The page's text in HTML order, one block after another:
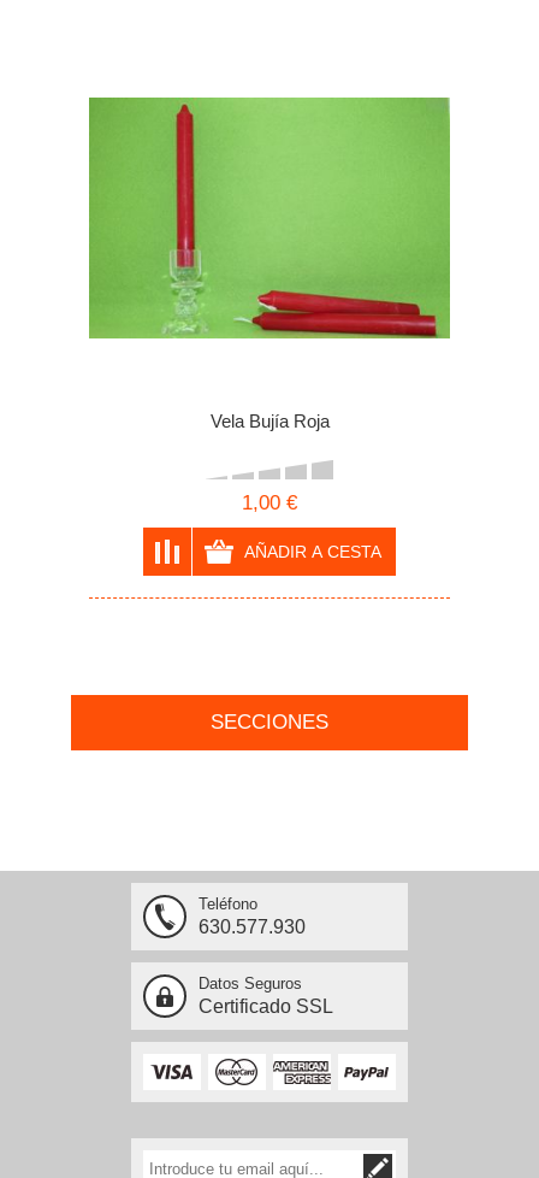
Vela Bujía Roja
1,00 €
SECCIONES
Teléfono
630.577.930
Datos Seguros
Certificado SSL